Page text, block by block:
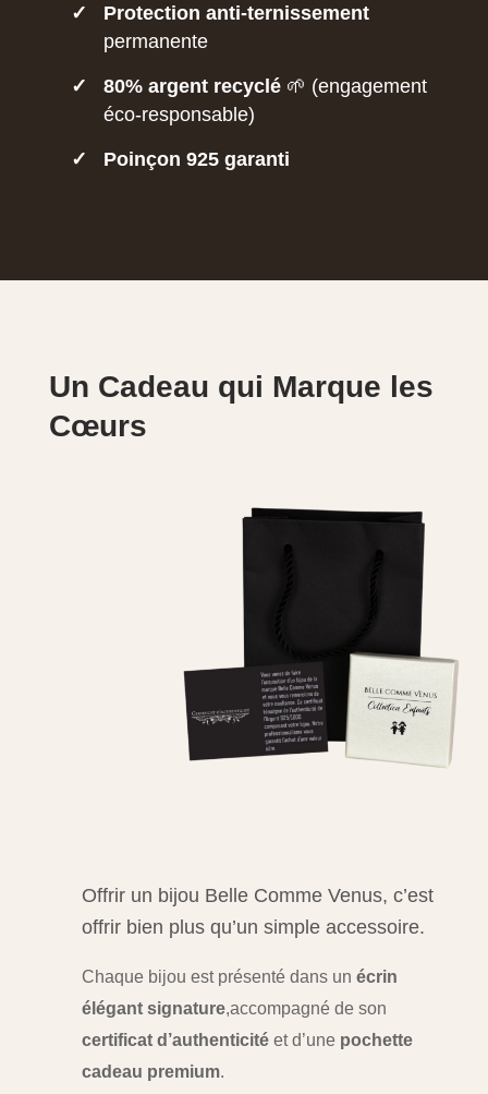
✓
Protection anti-ternissement
permanente
✓ 80% argent recyclé🌱 (engagement
éco-responsable)
✓ Poinçon 925 garanti
Un Cadeau qui Marque les
Cœurs
Offrir un bijou Belle Comme Venus, c’est
offrir bien plus qu’un simple accessoire.
Chaque bijou est présenté dans un écrin
élégant signature,accompagné de son
certificat d’authenticitéet d’une pochette
cadeau premium.